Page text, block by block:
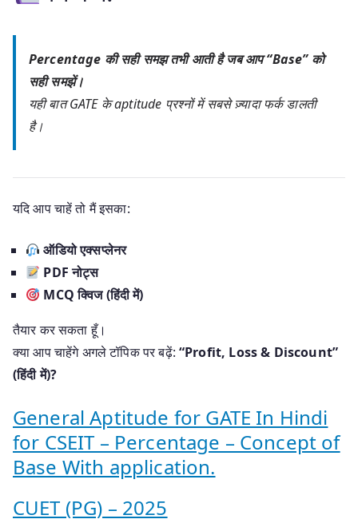
Percentage की सही समझ तभी आती है जब आप “Base” को
सही समझें।
यही बात GATE के aptitude प्रश्नों में सबसे ज़्यादा फर्क डालती
है।
यदि आप चाहें तो मैं इसका:
ऑडियो एक्सप्लेनर
PDF नोट्स
MCQ क्विज (हिंदी में)
तैयार कर सकता हूँ।
क्या आप चाहेंगे अगले टॉपिक पर बढ़ें:“Profit, Loss & Discount”
(हिंदी में)?
General Aptitude for GATE In Hindi
for CSEIT – Percentage – Concept of
Base With application.
CUET (PG) – 2025